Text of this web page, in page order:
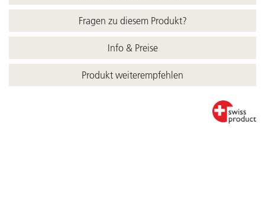
Fragen zu diesem Produkt?
Info & Preise
Produkt weiterempfehlen